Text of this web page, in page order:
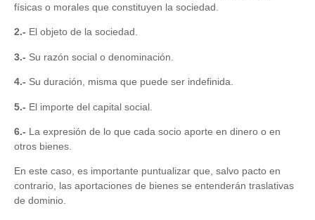
físicas o morales que constituyen la sociedad.
2.- El objeto de la sociedad.
3.- Su razón social o denominación.
4.- Su duración, misma que puede ser indefinida.
5.- El importe del capital social.
6.- La expresión de lo que cada socio aporte en dinero o en
otros bienes.
En este caso, es importante puntualizar que, salvo pacto en
contrario, las aportaciones de bienes se entenderán traslativas
de dominio.